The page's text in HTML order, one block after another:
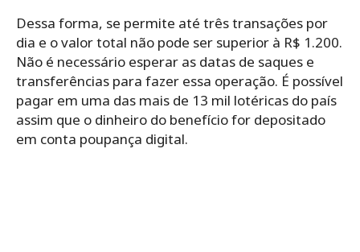
Dessa forma, se permite até três transações por
dia e o valor total não pode ser superior à R$ 1.200.
Não é necessário esperar as datas de saques e
transferências para fazer essa operação. É possível
pagar em uma das mais de 13 mil lotéricas do país
assim que o dinheiro do benefício for depositado
em conta poupança digital.